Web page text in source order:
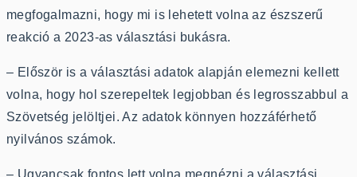
megfogalmazni, hogy mi is lehetett volna az észszerű
reakció a 2023-as választási bukásra.
– Először is a választási adatok alapján elemezni kellett
volna, hogy hol szerepeltek legjobban és legrosszabbul a
Szövetség jelöltjei. Az adatok könnyen hozzáférhető
nyilvános számok.
– Ugyancsak fontos lett volna megnézni a választási